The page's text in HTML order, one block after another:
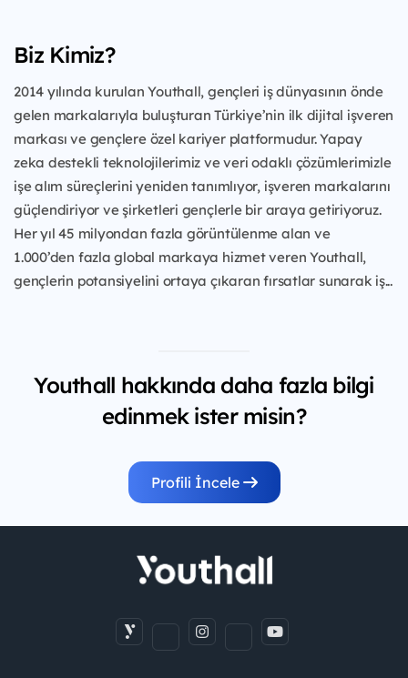
Biz Kimiz?
2014 yılında kurulan Youthall, gençleri iş dünyasının önde
gelen markalarıyla buluşturan Türkiye’nin ilk dijital işveren
markası ve gençlere özel kariyer platformudur. Yapay
zeka destekli teknolojilerimiz ve veri odaklı çözümlerimizle
işe alım süreçlerini yeniden tanımlıyor, işveren markalarını
güçlendiriyor ve şirketleri gençlerle bir araya getiriyoruz.
Her yıl 45 milyondan fazla görüntülenme alan ve
1.000’den fazla global markaya hizmet veren Youthall,
gençlerin potansiyelini ortaya çıkaran fırsatlar sunarak iş...
Youthall hakkında daha fazla bilgi
edinmek ister misin?
Profili İncele